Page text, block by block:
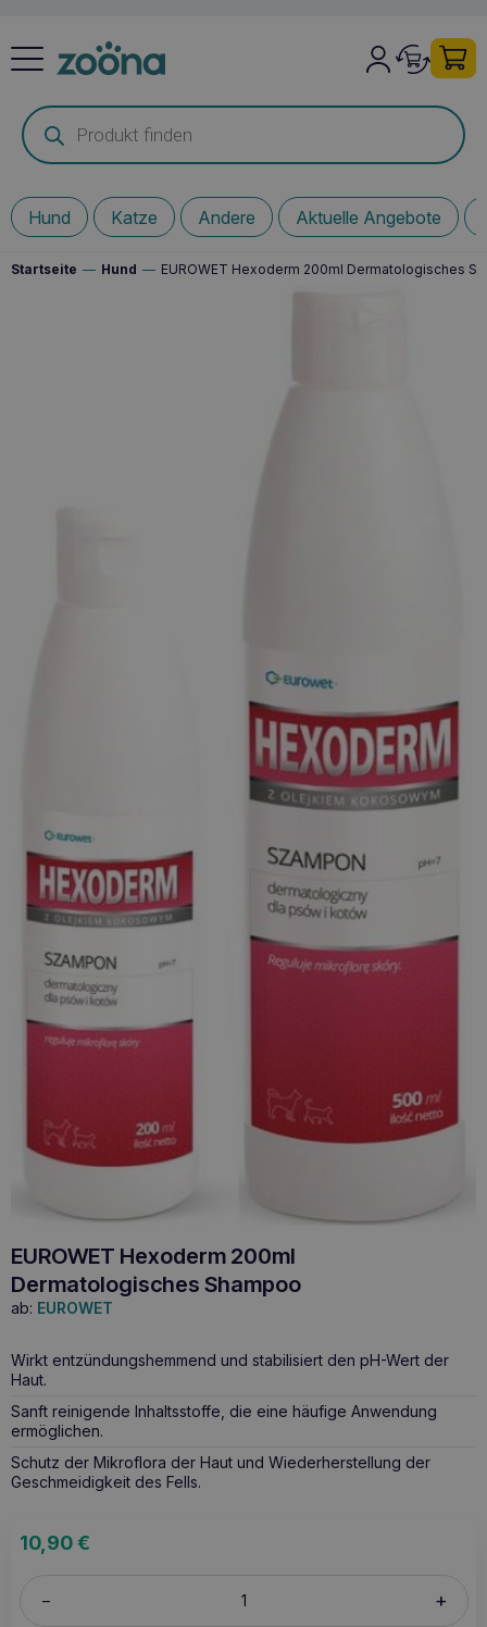
Products
search
Hund Katze Andere Aktuelle Angebote
Startseite — Hund — EUROWET Hexoderm 200ml Dermatologisches
EUROWET Hexoderm 200ml
Dermatologisches Shampoo
ab: EUROWET
Wirkt entzündungshemmend und stabilisiert den pH-Wert der
Haut.
Sanft reinigende Inhaltsstoffe, die eine häufige Anwendung
ermöglichen.
Schutz der Mikroflora der Haut und Wiederherstellung der
Geschmeidigkeit des Fells.
10,90€
– +